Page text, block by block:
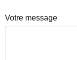
Votre message